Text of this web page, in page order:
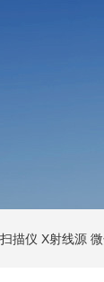
描仪 X射线源 微